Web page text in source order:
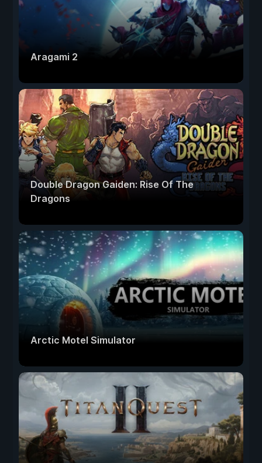
Aragami 2
Double Dragon Gaiden: Rise Of The
Dragons
Arctic Motel Simulator